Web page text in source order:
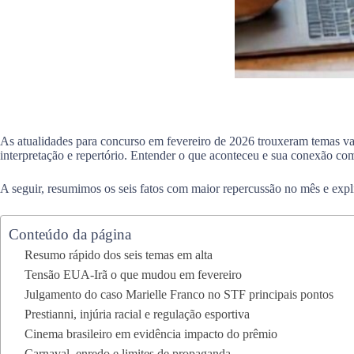
As atualidades para concurso em fevereiro de 2026 trouxeram temas
interpretação e repertório. Entender o que aconteceu e sua conexão
A seguir, resumimos os seis fatos com maior repercussão no mês e
Conteúdo da página
Resumo rápido dos seis temas em alta
Tensão EUA-Irã o que mudou em fevereiro
Julgamento do caso Marielle Franco no STF principais pontos
Prestianni, injúria racial e regulação esportiva
Cinema brasileiro em evidência impacto do prêmio